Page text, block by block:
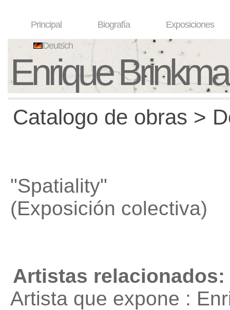
Principal Biografía Exposiciones
Deutsch
Enrique
Catalogo de obras >
"Spatiality"
(Exposición colectiva)
Artistas relacionados:
Artista que expone :